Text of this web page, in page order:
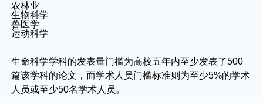
农林业
生物科学
兽医学
运动科学
生命科学学科的发表量门槛为高校五年内至少发表了500
篇该学科的论文，而学术人员门槛标准则为至少5%的学术
人员或至少50名学术人员。